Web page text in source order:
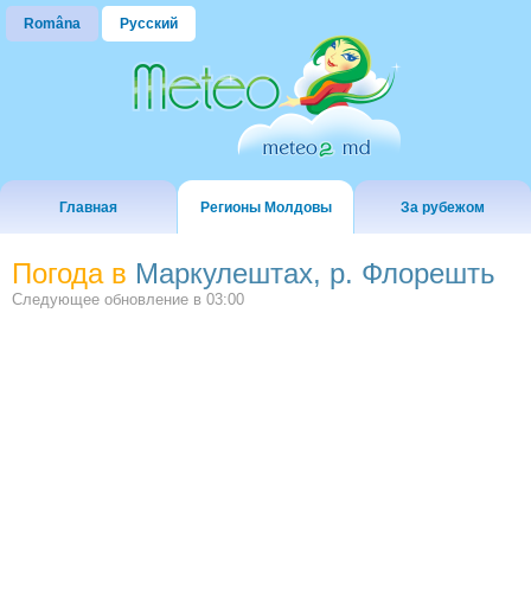
Româna Русский
Главная Регионы Молдовы За рубежом
Погода в Маркулештах, р. Флорешть
Следующее обновление в 03:00